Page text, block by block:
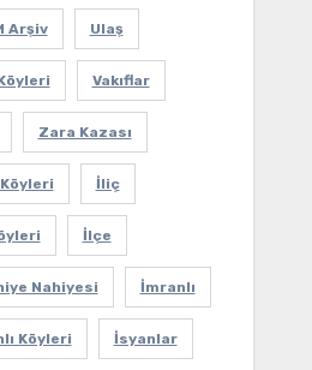
Arşiv Ulaş
Vakıflar
Zara Kazası
İliç
İlçe
Nahiyesi İmranlı
Köyleri İsyanlar